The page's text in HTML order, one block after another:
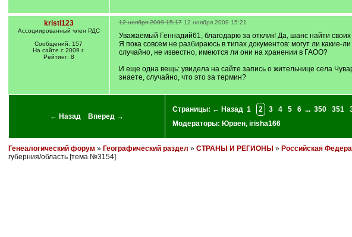
kristi123
Ассоциированный член РДС
Сообщений: 157
На сайте с 2009 г.
Рейтинг: 8
12 ноября 2009 15:17 12 ноября 2009 15:21
Уважаемый Геннадий61, благодарю за отклик! Да, шанс найти
Я пока совсем не разбираюсь в типах документов: могут ли какие-
случайно, не известно, имеются ли они на хранении в ГАОО?
И еще одна вещь: увидела на сайте запись о жительнице села
знаете, случайно, что это за термин?
← Назад Вперед →
Страницы: ← Назад 1 2 3 4 5 6 ... 350 351
Модераторы: Юрвен, irisha166
Генеалогический форум » Географический раздел » СТРАНЫ И РЕГИОНЫ » Российская
губерния/область [тема №3154]